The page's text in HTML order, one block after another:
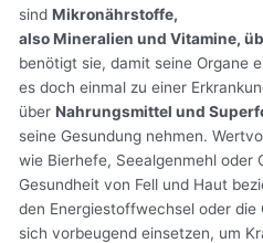
sindMikronährstoffe,
also Mineralien und Vitamine,
benötigt sie, damit seine Organe
es doch einmal zu einer
überNahrungsmittel und
seine Gesundung nehmen.
wie Bierhefe, Seealgenmehl oder
Gesundheit von Fell und Haut
den Energiestoffwechsel oder die
sich vorbeugend einsetzen, um